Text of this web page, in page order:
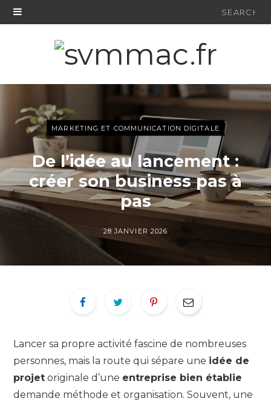
Search
MARKETING ET COMMUNICATION DIGITALE
De l’idée au lancement :
créer son business pas à
pas
28 JANVIER 2026
Lancer sa propre activité fascine de nombreuses
personnes, mais la route qui sépare une idée de
projet originale d’une entreprise bien établie
demande méthode et organisation. Souvent, une